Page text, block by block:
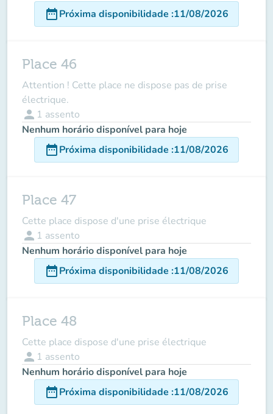
date_rangePróxima disponibilidade :11/08/2026
Place 46
Attention ! Cette place ne dispose pas de prise
électrique.
person 1 assento
Nenhum horário disponível para hoje
date_rangePróxima disponibilidade :11/08/2026
Place 47
Cette place dispose d'une prise électrique
person 1 assento
Nenhum horário disponível para hoje
date_rangePróxima disponibilidade :11/08/2026
Place 48
Cette place dispose d'une prise électrique
person 1 assento
Nenhum horário disponível para hoje
date_rangePróxima disponibilidade :11/08/2026